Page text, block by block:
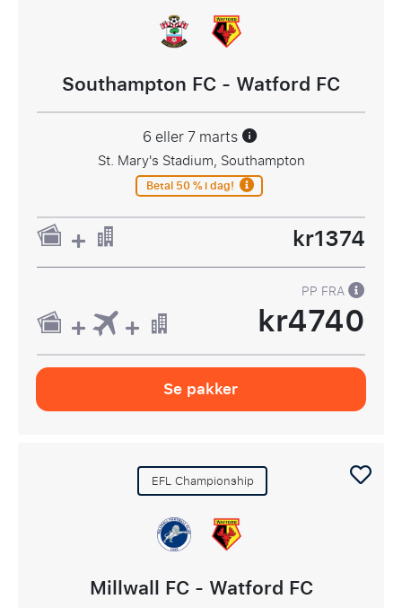
Southampton FC - Watford FC
6 eller 7 marts
St. Mary's Stadium, Southampton
Betal 50 % i dag!
kr1374
PP FRA
kr4740
Se pakker
EFL Championship
Millwall FC - Watford FC